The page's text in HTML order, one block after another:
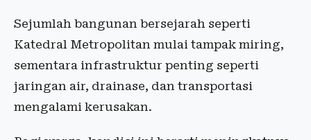
Sejumlah bangunan bersejarah seperti
Katedral Metropolitan mulai tampak miring,
sementara infrastruktur penting seperti
jaringan air, drainase, dan transportasi
mengalami kerusakan.